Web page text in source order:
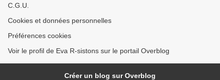
C.G.U.
Cookies et données personnelles
Préférences cookies
Voir le profil de Eva R-sistons sur le portail Overblog
Créer un blog sur Overblog